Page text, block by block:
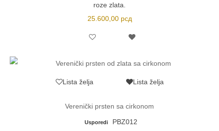
roze zlata.
25.600,00 рсд
Lista želja Lista želja
Verenički prsten sa cirkonom
Usporedi
PBZ012